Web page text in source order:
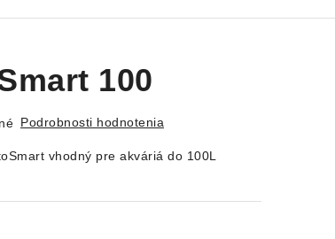
100
Podrobnosti hodnotenia
vhodný pre akváriá do 100L